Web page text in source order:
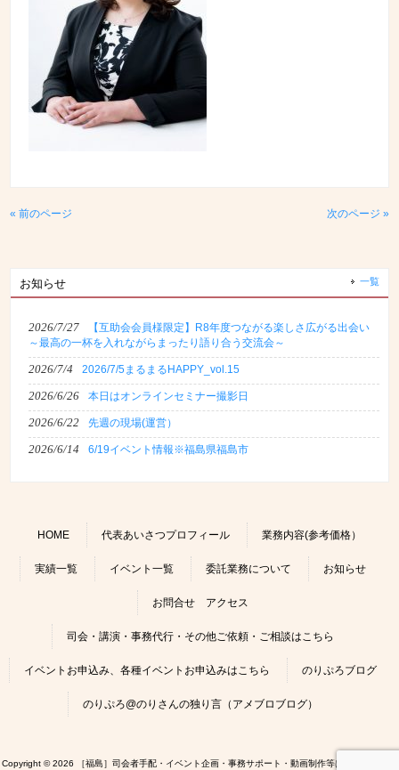
« 前のページ 次のページ »
お知らせ 一覧
2026/7/27
【互助会会員様限定】R8年度つながる楽しさ広がる出会い
～最高の一杯を入れながらまったり語り合う交流会～
2026/7/4 2026/7/5まるまるHAPPY_vol.15
2026/6/26 本日はオンラインセミナー撮影日
2026/6/22 先週の現場(運営）
2026/6/14 6/19イベント情報※福島県福島市
HOME 代表あいさつプロフィール 業務内容(参考価格）
実績一覧 イベント一覧 委託業務について お知らせ
お問合せ アクセス
司会・講演・事務代行・その他ご依頼・ご相談はこちら
イベントお申込み、各種イベントお申込みはこちら のりぷろブログ
のりぷろ@のりさんの独り言（アメブロブログ）
Copyright © 2026 ［福島］司会者手配・イベント企画・事務サポート・動画制作等はのりぷろにお